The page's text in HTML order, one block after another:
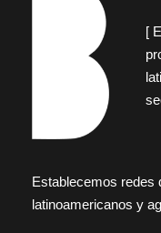
[
Establecemos redes
latinoamericanos y